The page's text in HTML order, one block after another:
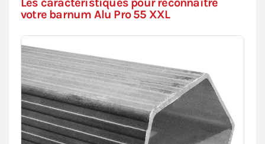
Les caractéristiques pour reconnaitre
votre barnum Alu Pro 55 XXL